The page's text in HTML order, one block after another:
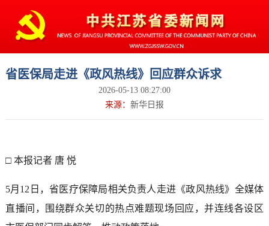
省医保局走进《政风热线》回应群众诉求
2026-05-13 08:27:00
来源： 新华日报
□ 本报记者 唐 悦
5月12日，省医疗保障局相关负责人走进《政风热线》全媒体
直播间，围绕群众关切的热点难题现场回应，并连线各设区